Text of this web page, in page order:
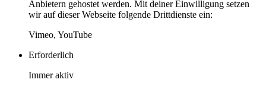
Anbietern gehostet werden. Mit deiner Einwilligung setzen
wir auf dieser Webseite folgende Drittdienste ein:
Vimeo, YouTube
Erforderlich
Immer aktiv